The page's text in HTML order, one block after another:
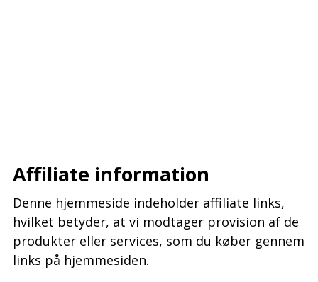
Affiliate information
Denne hjemmeside indeholder affiliate links,
hvilket betyder, at vi modtager provision af de
produkter eller services, som du køber gennem
links på hjemmesiden.